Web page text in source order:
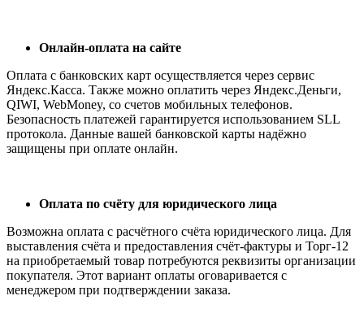
Онлайн-оплата на сайте
Оплата с банковских карт осуществляется через сервис
Яндекс.Касса. Также можно оплатить через Яндекс.Деньги,
QIWI, WebMoney, со счетов мобильных телефонов.
Безопасность платежей гарантируется использованием SLL
протокола. Данные вашей банковской карты надёжно
защищены при оплате онлайн.
Оплата по счёту для юридического лица
Возможна оплата с расчётного счёта юридического лица. Для
выставления счёта и предоставления счёт-фактуры и Торг-12
на приобретаемый товар потребуются реквизиты организации
покупателя. Этот вариант оплаты оговаривается с
менеджером при подтверждении заказа.